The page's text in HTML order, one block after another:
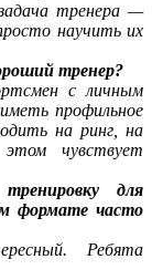
тренера —
научить их
тренер?
с личным
профильное
на ринг, на
чувствует
для
формате часто
Ребята